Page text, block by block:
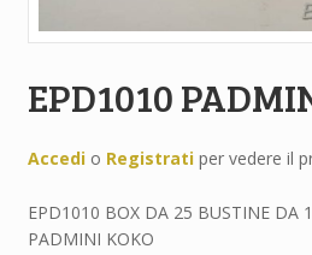
EPD1010
Accedio Registratiper vedere il
EPD1010 BOX DA 25 BUSTINE DA
PADMINI KOKO